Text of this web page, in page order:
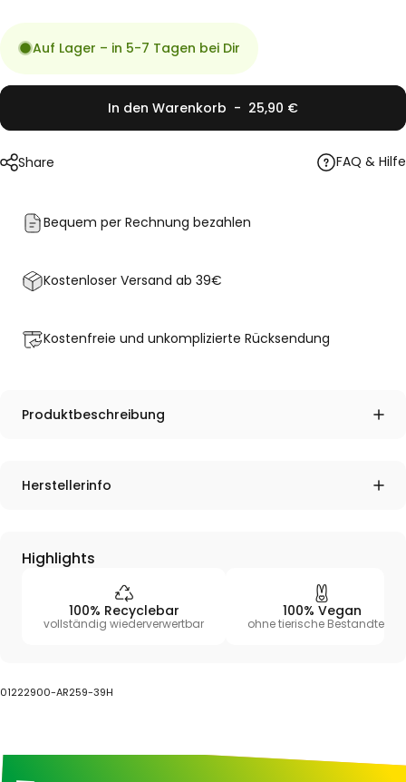
Auf Lager – in 5-7 Tagen bei Dir
Anzahl
In den Warenkorb - 25,90 €
Share FAQ & Hilfe
Bequem per Rechnung bezahlen
Kostenloser Versand ab 39€
Kostenfreie und unkomplizierte Rücksendung
Produktbeschreibung
Herstellerinfo
Highlights
100% Recyclebar
vollständig wiederverwertbar
100% Vegan
ohne tierische Bestandteile
01222900-AR259-39H